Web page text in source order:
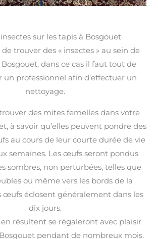
sur les tapis à Bosgouet
trouver des « insectes » au sein de
dans ce cas il faut tout de
un professionnel afin d’effectuer un
nettoyage.
des mites femelles dans votre
à savoir qu’elles peuvent pondre des
au cours de leur courte durée de vie
semaines. Les œufs seront pondus
sombres, non perturbées, telles que
ou même vers les bords de la
œufs éclosent généralement dans les
dix jours.
en résultent se régaleront avec plaisir
pendant de nombreux mois.